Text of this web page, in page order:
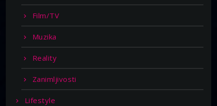
Film/TV
Muzika
Reality
Zanimljivosti
Lifestyle